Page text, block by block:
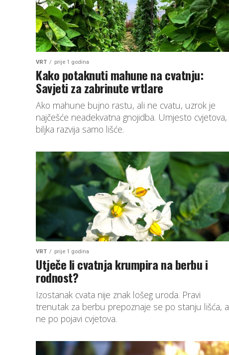
VRT prije 1 godina
Kako potaknuti mahune na cvatnju:
Savjeti za zabrinute vrtlare
Ako mahune bujno rastu, ali ne cvatu, uzrok je
najčešće neadekvatna gnojidba. Umjesto cvjetova,
biljka razvija samo lišće.
VRT prije 1 godina
Utječe li cvatnja krumpira na berbu i
rodnost?
Izostanak cvata nije znak lošeg uroda. Pravi
trenutak za berbu prepoznaje se po stanju lišća, a
ne po pojavi cvjetova.